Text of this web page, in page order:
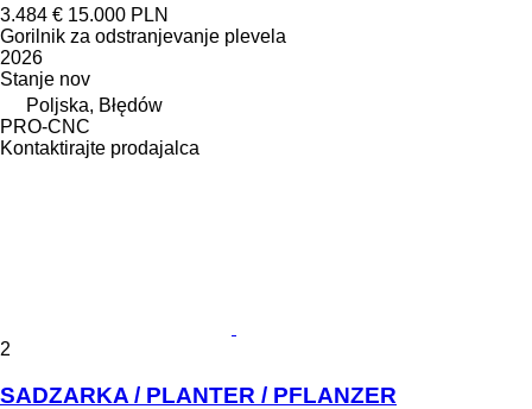
3.484 € 15.000 PLN
Gorilnik za odstranjevanje plevela
2026
Stanje nov
Poljska, Błędów
PRO-CNC
Kontaktirajte prodajalca
2
SADZARKA / PLANTER / PFLANZER